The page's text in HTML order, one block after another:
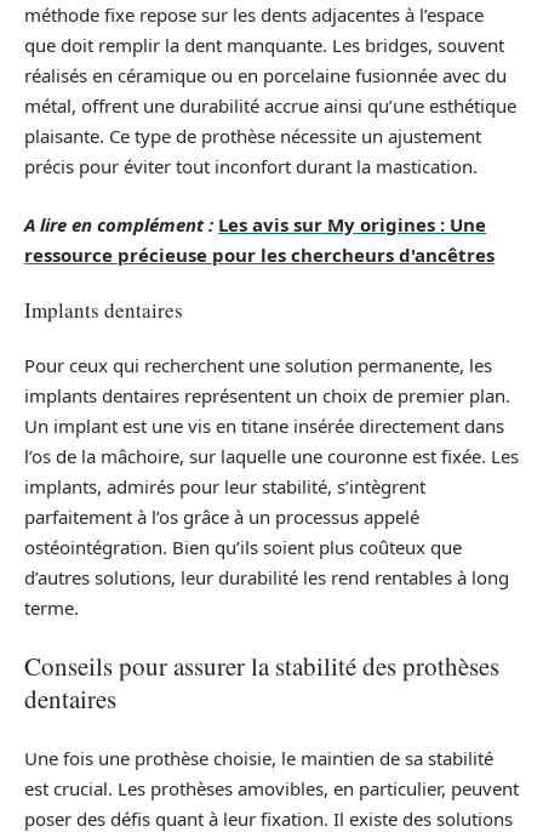
méthode fixe repose sur les dents adjacentes à l’espace
que doit remplir la dent manquante. Les bridges, souvent
réalisés en céramique ou en porcelaine fusionnée avec du
métal, offrent une durabilité accrue ainsi qu’une esthétique
plaisante. Ce type de prothèse nécessite un ajustement
précis pour éviter tout inconfort durant la mastication.
A lire en complément : Les avis sur My origines : Une
ressource précieuse pour les chercheurs d'ancêtres
Implants dentaires
Pour ceux qui recherchent une solution permanente, les
implants dentaires représentent un choix de premier plan.
Un implant est une vis en titane insérée directement dans
l’os de la mâchoire, sur laquelle une couronne est fixée. Les
implants, admirés pour leur stabilité, s’intègrent
parfaitement à l’os grâce à un processus appelé
ostéointégration. Bien qu’ils soient plus coûteux que
d’autres solutions, leur durabilité les rend rentables à long
terme.
Conseils pour assurer la stabilité des prothèses
dentaires
Une fois une prothèse choisie, le maintien de sa stabilité
est crucial. Les prothèses amovibles, en particulier, peuvent
poser des défis quant à leur fixation. Il existe des solutions